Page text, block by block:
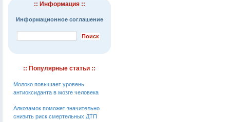
:: Информация ::
Информационное соглашение
:: Популярные статьи ::
Молоко повышает уровень
антиоксиданта в мозге человека
Алкозамок поможет значительно
снизить риск смертельных ДТП